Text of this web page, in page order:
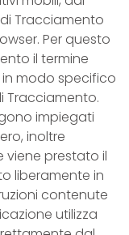
Tracciamento
Per questo
il termine
modo specifico
Tracciamento.
impiegati
inoltre
viene prestato il
liberamente in
contenute
utilizza